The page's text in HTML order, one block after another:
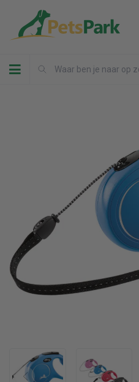
Toggle navigation
Uw
Vul hem